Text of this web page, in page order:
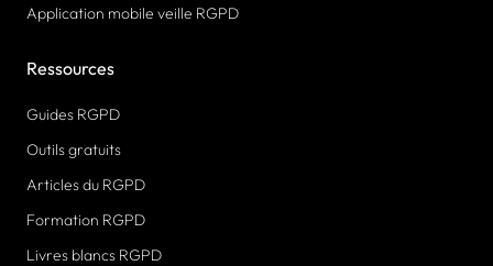
Application mobile veille RGPD
Ressources
Guides RGPD
Outils gratuits
Articles du RGPD
Formation RGPD
Livres blancs RGPD